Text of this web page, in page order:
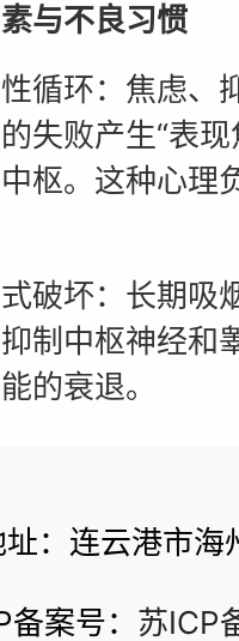
不良习惯
环：焦虑、
失败产生“表
枢。这种心理
坏：长期吸
制中枢神经和
的衰退。
址：连云港市
备案号： 苏ICP